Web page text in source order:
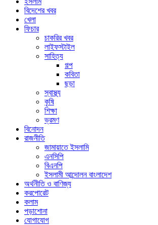
বিদেশের খবর
খেলা
ফিচার
চাকরির খবর
লাইফস্টাইল
সাহিত্য
গল্প
কবিতা
ছড়া
স্বাস্থ্য
কৃষি
শিক্ষা
ভ্রমণ
বিনোদন
রাজনীতি
জামায়াতে ইসলামি
এনসিপি
বিএনপি
ইসলামী আন্দোলন বাংলাদেশ
অর্থনীতি ও বাণিজ্য
করপোরেট
কলাম
পড়াশোনা
যোগাযোগ